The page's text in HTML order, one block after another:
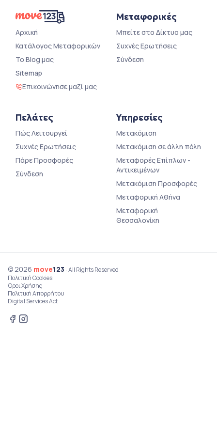
Αρχική
Κατάλογος Μεταφορικών
Το Blog μας
Sitemap
Επικοινώνησε μαζί μας
Μεταφορικές
Μπείτε στο Δίκτυο μας
Συχνές Ερωτήσεις
Σύνδεση
Πελάτες
Πώς Λειτουργεί
Συχνές Ερωτήσεις
Πάρε Προσφορές
Σύνδεση
Υπηρεσίες
Μετακόμιση
Μετακόμιση σε άλλη πόλη
Μεταφορές Επίπλων -
Αντικειμένων
Μετακόμιση Προσφορές
Μεταφορική Αθήνα
Μεταφορική
Θεσσαλονίκη
© 2026 move123 · All Rights Reserved
Πολιτική Cookies
Όροι Χρήσης
Πολιτική Απορρήτου
Digital Services Act